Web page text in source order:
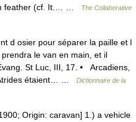
feather (cf. It.… …
The Collaborative
d osier pour séparer la paille et l
le van en main, et il
St Luc, III, 17. • Arcadiens,
étaient… …
Dictionnaire de la
Origin: caravan] 1.) a vehicle